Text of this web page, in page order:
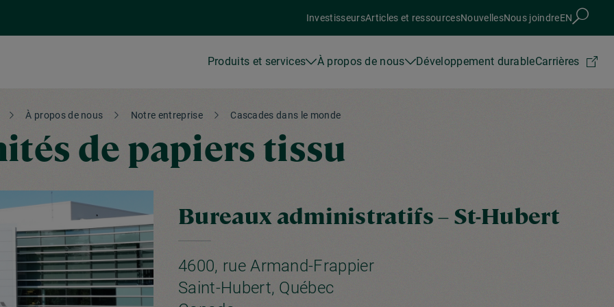
InvestisseursArticles et ressourcesNouvellesNous joindreEN
Produits et services À propos de nous Développement durableCarrières
À propos de nous Notre entreprise Cascades dans le monde
de papiers tissu
Bureaux administratifs – St-Hubert
4600, rue Armand-Frappier
Saint-Hubert, Québec